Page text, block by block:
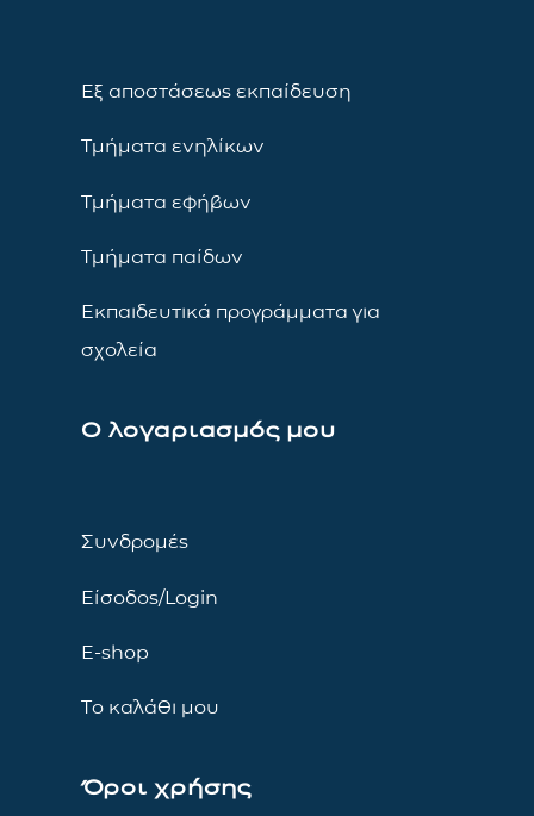
Εξ αποστάσεως εκπαίδευση
Τμήματα ενηλίκων
Τμήματα εφήβων
Τμήματα παίδων
Εκπαιδευτικά προγράμματα για
σχολεία
Ο λογαριασμός μου
Συνδρομές
Είσοδος/Login
E-shop
Το καλάθι μου
Όροι χρήσης